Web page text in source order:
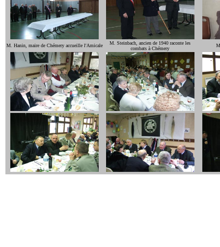
M. Hanin, maire de Chémery accueille l'Amicale
M. Steinbach, ancien de 1940 raconte les
combats à Chémery